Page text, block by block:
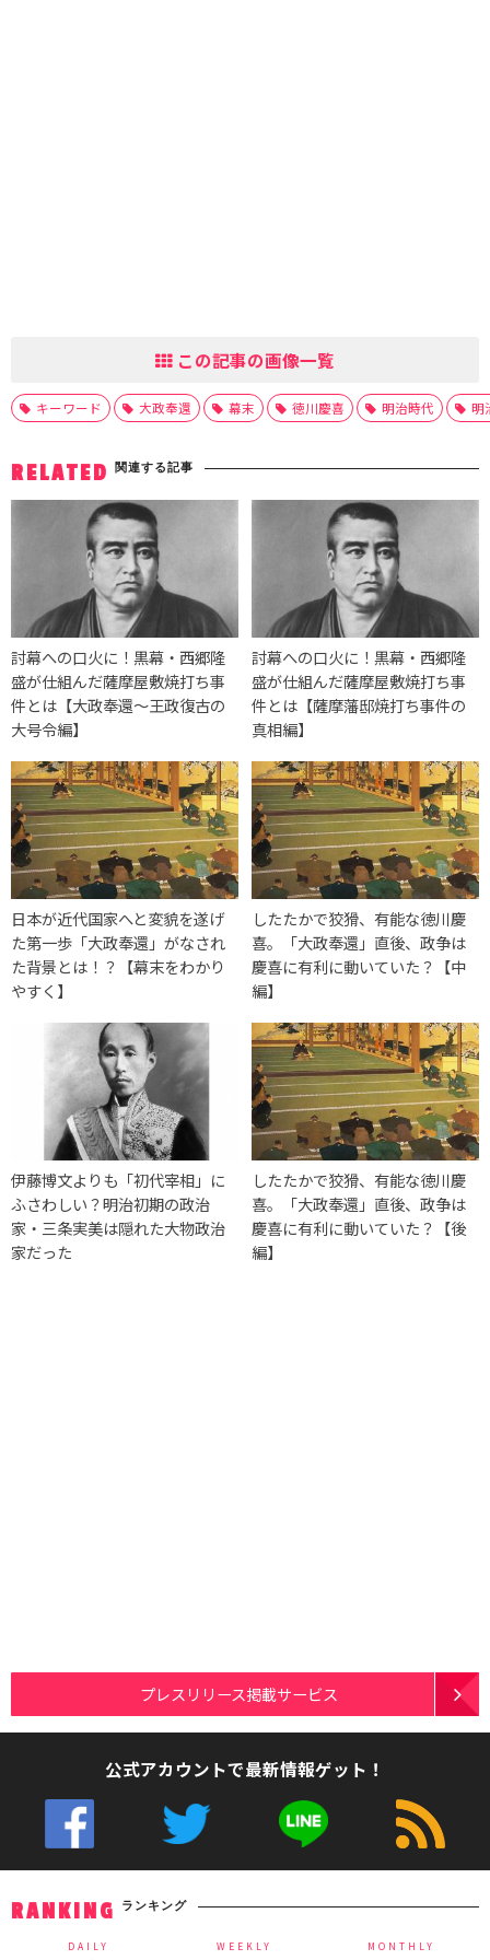
この記事の画像一覧
キーワード 大政奉還 幕末 徳川慶喜 明治時代 明
RELATED 関連する記事
討幕への口火に！黒幕・西郷隆
盛が仕組んだ薩摩屋敷焼打ち事
件とは【大政奉還〜王政復古の
大号令編】
討幕への口火に！黒幕・西郷隆
盛が仕組んだ薩摩屋敷焼打ち事
件とは【薩摩藩邸焼打ち事件の
真相編】
日本が近代国家へと変貌を遂げ
た第一歩「大政奉還」がなされ
た背景とは！？【幕末をわかり
やすく】
したたかで狡猾、有能な徳川慶
喜。「大政奉還」直後、政争は
慶喜に有利に動いていた？【中
編】
伊藤博文よりも「初代宰相」に
ふさわしい？明治初期の政治
家・三条実美は隠れた大物政治
家だった
したたかで狡猾、有能な徳川慶
喜。「大政奉還」直後、政争は
慶喜に有利に動いていた？【後
編】
プレスリリース掲載サービス
公式アカウントで最新情報ゲット！
RANKING ランキング
DAILY WEEKLY MONTHLY